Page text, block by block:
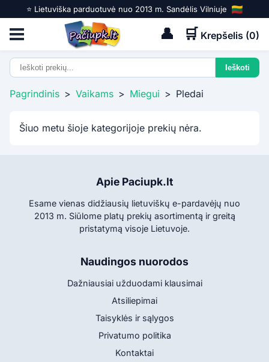
⭐️ Lietuviška parduotuvė nuo 2013 m. Sandėlis Vilniuje
👤 🛒 Krepšelis (0)
Pagrindinis > Vaikams > Miegui > Pledai
Šiuo metu šioje kategorijoje prekių nėra.
Apie Paciupk.lt
Esame vienas didžiausių lietuviškų e-pardavėjų nuo
2013 m. Siūlome platų prekių asortimentą ir greitą
pristatymą visoje Lietuvoje.
Naudingos nuorodos
Dažniausiai užduodami klausimai
Atsiliepimai
Taisyklės ir sąlygos
Privatumo politika
Kontaktai